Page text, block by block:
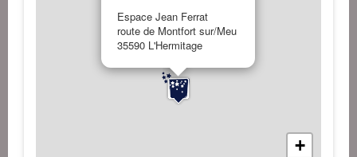
Espace Jean Ferrat
route de Montfort sur/Meu
35590 L'Hermitage
+